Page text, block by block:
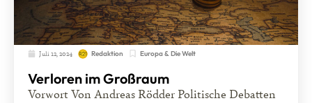
Juli 12, 2024 Redaktion Europa & Die Welt
Verloren im Großraum
Vorwort Von Andreas Rödder Politische Debatten